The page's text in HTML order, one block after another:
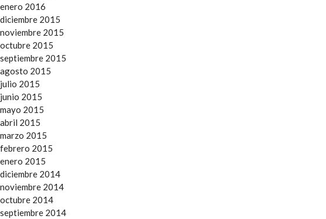
enero 2016
diciembre 2015
noviembre 2015
octubre 2015
septiembre 2015
agosto 2015
julio 2015
junio 2015
mayo 2015
abril 2015
marzo 2015
febrero 2015
enero 2015
diciembre 2014
noviembre 2014
octubre 2014
septiembre 2014